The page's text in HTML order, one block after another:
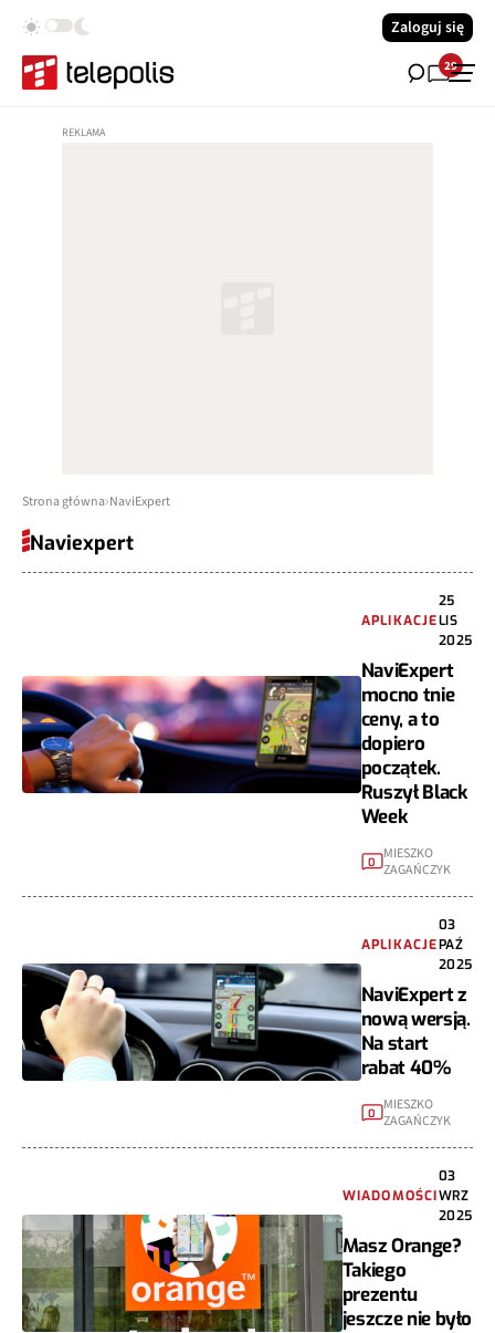
Zaloguj się
29
Strona główna NaviExpert
Naviexpert
APLIKACJE
25
LIS
2025
NaviExpert
mocno tnie
ceny, a to
dopiero
początek.
Ruszył Black
Week
0 MIESZKO
ZAGAŃCZYK
APLIKACJE
03
PAŹ
2025
NaviExpert z
nową wersją.
Na start
rabat 40%
0 MIESZKO
ZAGAŃCZYK
WIADOMOŚCI
03
WRZ
2025
Masz Orange?
Takiego
prezentu
jeszcze nie było